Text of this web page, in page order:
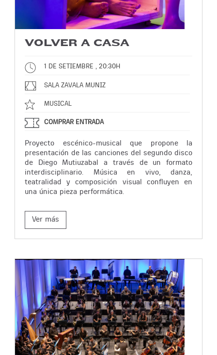
VOLVER A CASA
1 DE SETIEMBRE , 20:30H
SALA ZAVALA MUNIZ
MUSICAL
COMPRAR ENTRADA
Proyecto escénico-musical que propone la
presentación de las canciones del segundo disco
de Diego Mutiuzabal a través de un formato
interdisciplinario. Música en vivo, danza,
teatralidad y composición visual confluyen en
una única pieza performática.
Ver más